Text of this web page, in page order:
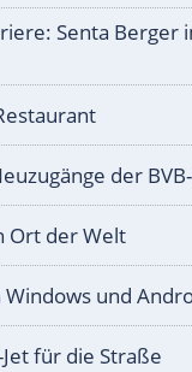
Senta Berger
der
Ort der Welt
und
für die Straße